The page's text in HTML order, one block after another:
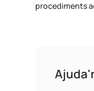
procediments